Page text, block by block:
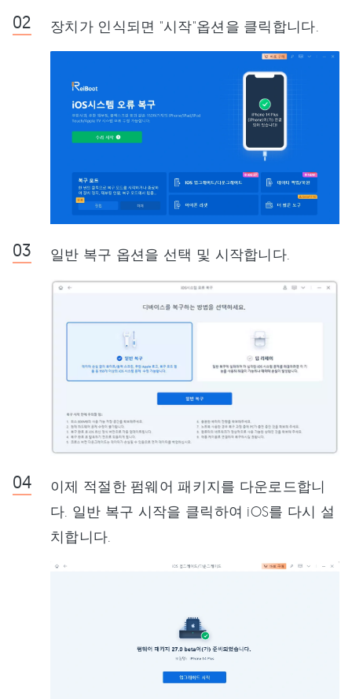
장치가 인식되면 "시작"옵션을 클릭합니다.
일반 복구 옵션을 선택 및 시작합니다.
이제 적절한 펌웨어 패키지를 다운로드합니
다. 일반 복구 시작을 클릭하여 iOS를 다시 설
치합니다.